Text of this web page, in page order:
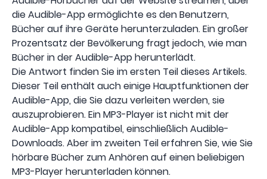
die Audible-App ermöglichte es den Benutzern,
Bücher auf ihre Geräte herunterzuladen. Ein großer
Prozentsatz der Bevölkerung fragt jedoch, wie man
Bücher in der Audible-App herunterlädt.
Die Antwort finden Sie im ersten Teil dieses Artikels.
Dieser Teil enthält auch einige Hauptfunktionen der
Audible-App, die Sie dazu verleiten werden, sie
auszuprobieren. Ein MP3-Player ist nicht mit der
Audible-App kompatibel, einschließlich Audible-
Downloads. Aber im zweiten Teil erfahren Sie, wie Sie
hörbare Bücher zum Anhören auf einen beliebigen
MP3-Player herunterladen können.